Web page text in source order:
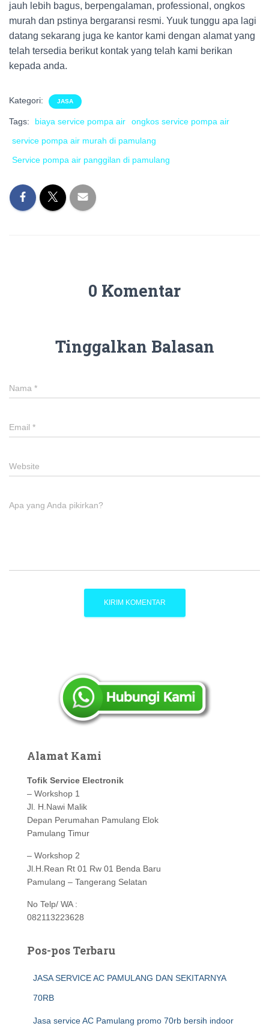
jauh lebih bagus, berpengalaman, professional, ongkos
murah dan pstinya bergaransi resmi. Yuuk tunggu apa lagi
datang sekarang juga ke kantor kami dengan alamat yang
telah tersedia berikut kontak yang telah kami berikan
kepada anda.
Kategori: JASA
Tags: biaya service pompa air
ongkos service pompa air
service pompa air murah di pamulang
Service pompa air panggilan di pamulang
0 Komentar
Tinggalkan Balasan
Nama *
Email *
Website
Apa yang Anda pikirkan?
Alamat Kami
Tofik Service Electronik
– Workshop 1
Jl. H.Nawi Malik
Depan Perumahan Pamulang Elok
Pamulang Timur
– Workshop 2
Jl.H.Rean Rt 01 Rw 01 Benda Baru
Pamulang – Tangerang Selatan
No Telp/ WA :
082113223628
Pos-pos Terbaru
JASA SERVICE AC PAMULANG DAN SEKITARNYA
70RB
Jasa service AC Pamulang promo 70rb bersih indoor